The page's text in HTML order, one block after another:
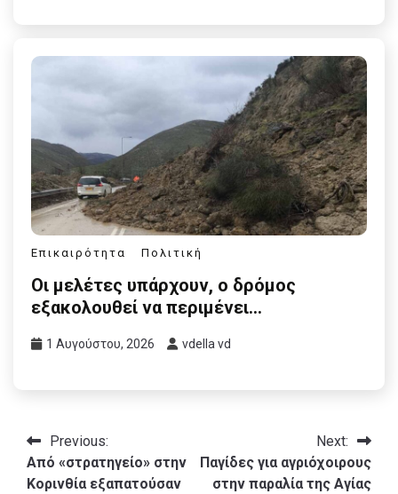
Επικαιρότητα Πολιτική
Οι μελέτες υπάρχουν, ο δρόμος
εξακολουθεί να περιμένει…
1 Αυγούστου, 2026 vdella vd
Πλοήγηση
άρθρων
Previous:
Από «στρατηγείο» στην
Κορινθία εξαπατούσαν
Next:
Παγίδες για αγριόχοιρους
στην παραλία της Αγίας